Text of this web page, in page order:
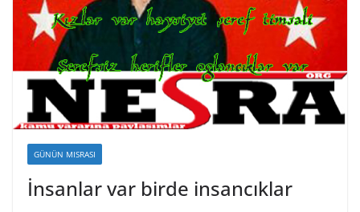
GÜNÜN MISRASI
İnsanlar var birde insancıklar